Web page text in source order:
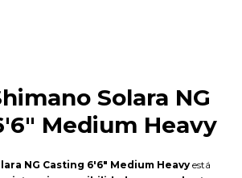
Solara NG
Medium Heavy
NG Casting 6'6" Medium Heavy está